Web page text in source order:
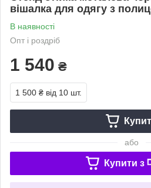
вішалка для одягу з
В наявності
Опт і роздріб
1 540 ₴
1 500 ₴ від 10 шт.
або
Купити з